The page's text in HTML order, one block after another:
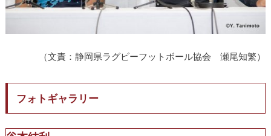
（文責：静岡県ラグビーフットボール協会 瀬尾知繁）
フォトギャラリー